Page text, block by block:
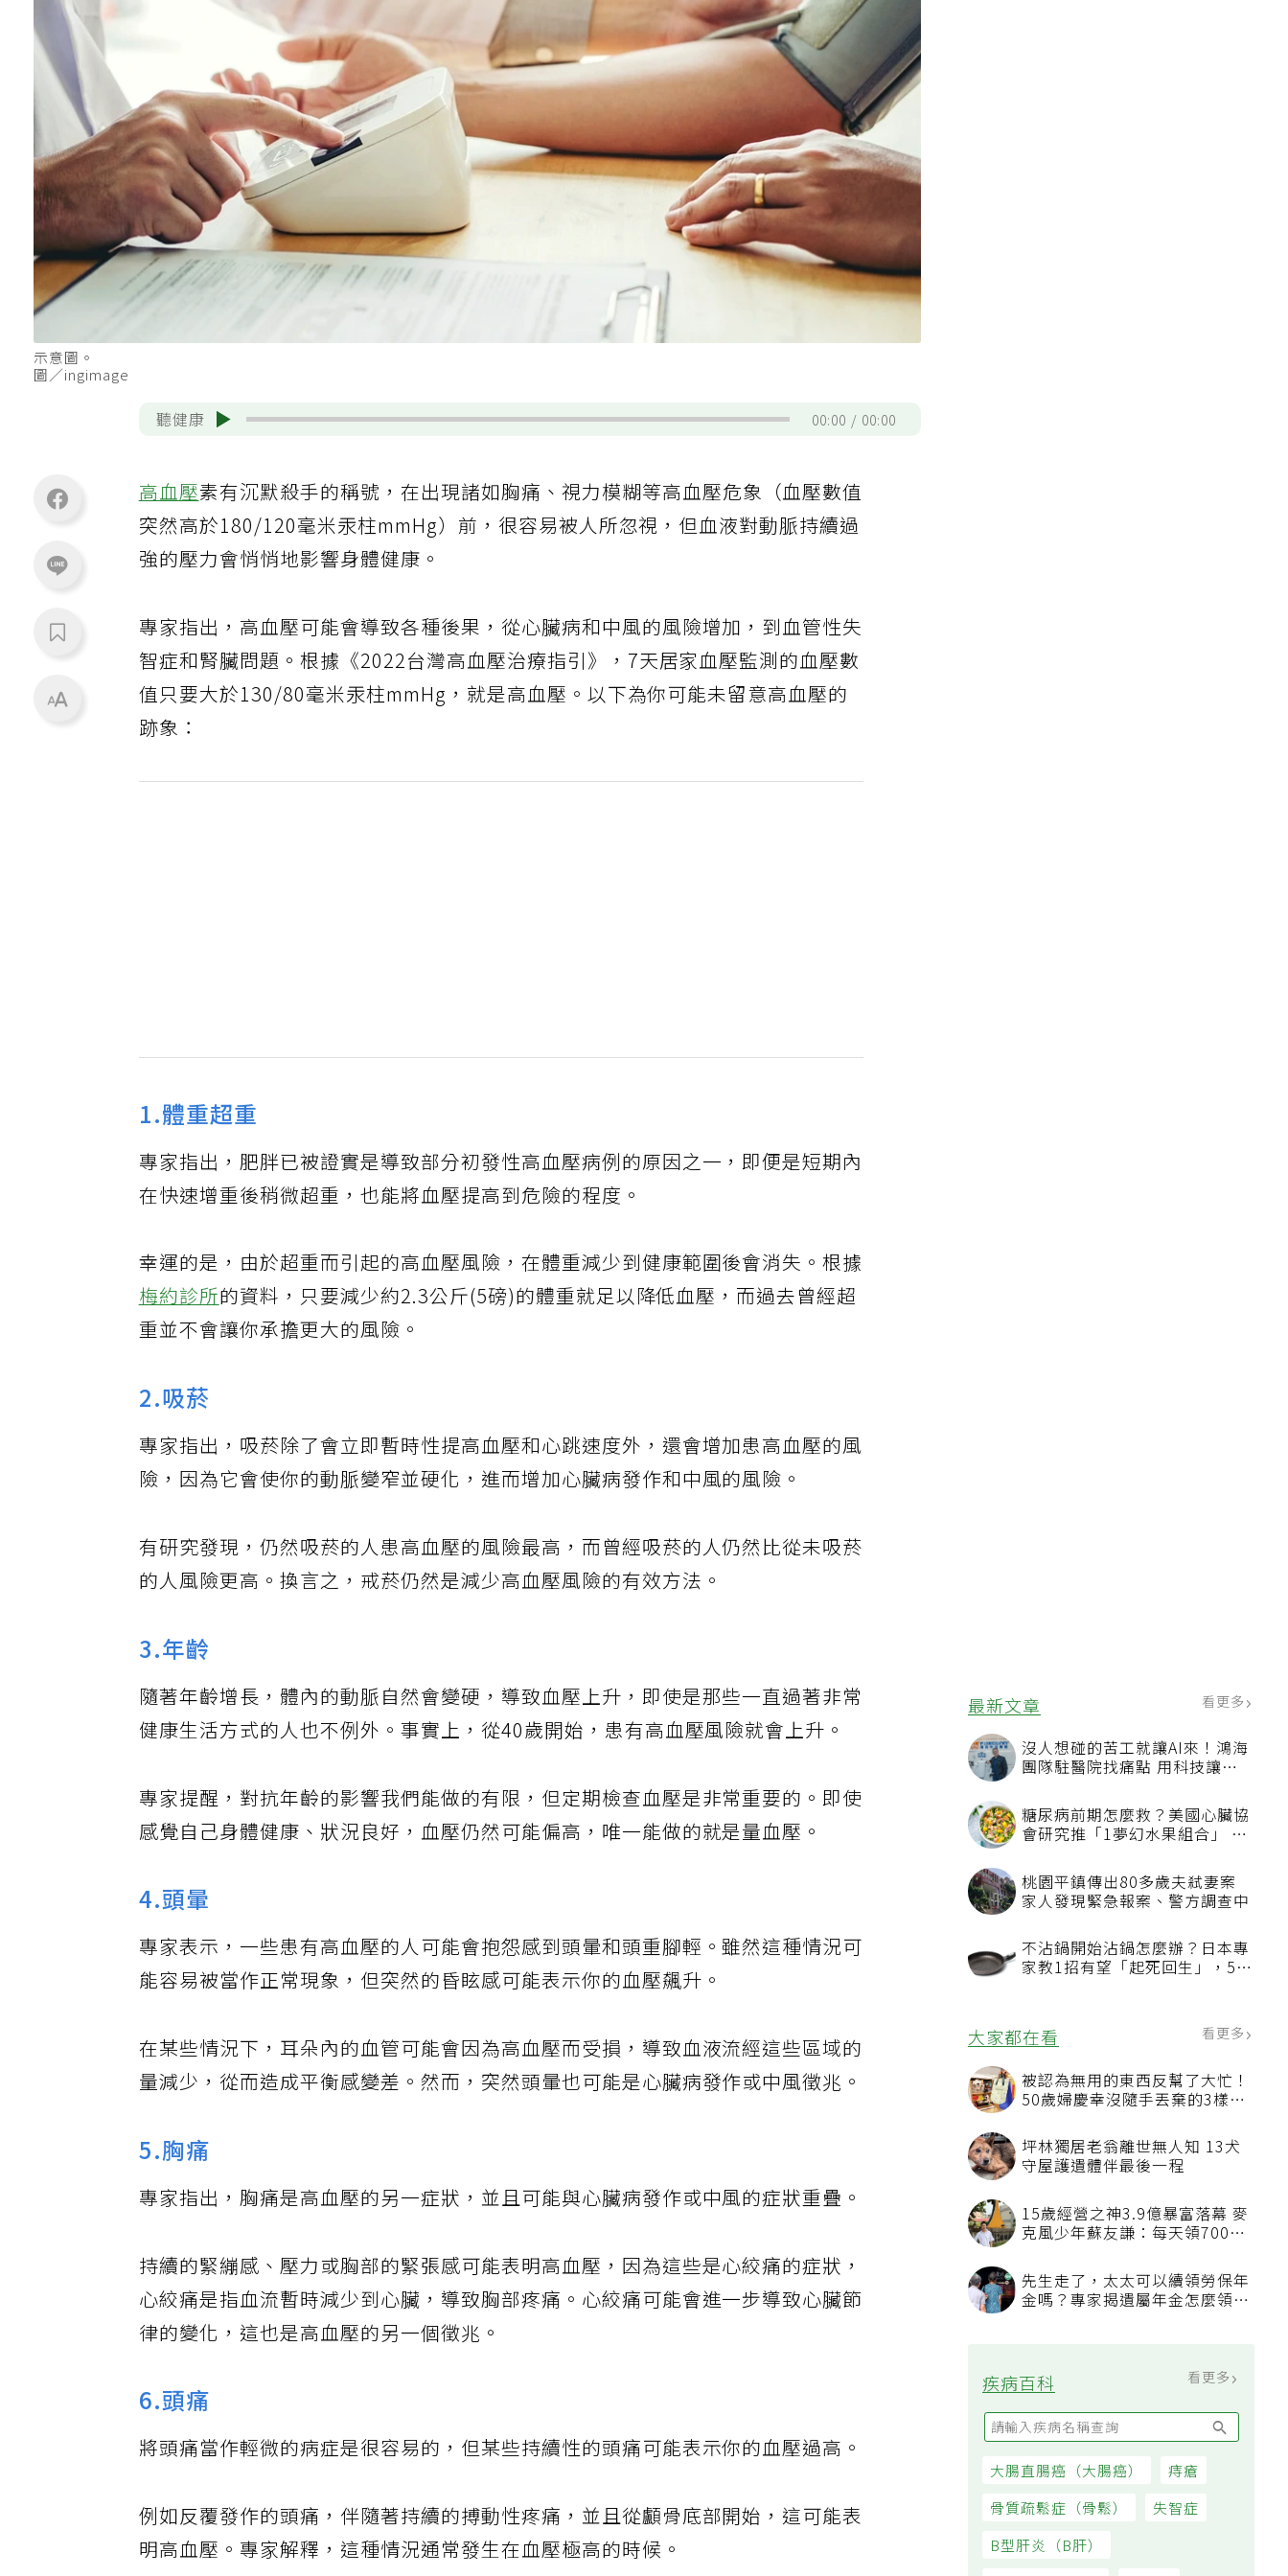
最新文章 看更多
沒人想碰的苦工就讓AI來！鴻海
團隊駐醫院找痛點 用科技讓醫
糖尿病前期怎麼救？美國心臟協
會研究推「1夢幻水果組合」 酪
桃園平鎮傳出80多歲夫弒妻案
家人發現緊急報案、警方調查中
不沾鍋開始沾鍋怎麼辦？日本專
家教1招有望「起死回生」，5情
大家都在看
被認為無用的東西反幫了大忙！
50歲婦慶幸沒隨手丟棄的3樣物
坪林獨居老翁離世無人知 13犬
守屋護遺體伴最後一程
15歲經營之神3.9億暴富落幕 麥
克風少年蘇友謙：每天領700元
先生走了，太太可以續領勞保年
疾病百科
示意圖。
圖／ingimage
聽健康 00:00 00:00
高血壓素有沉默殺手的稱號，在出現諸如胸痛、視力模糊等高血壓危象（血壓數值
突然高於180/120毫米汞柱mmHg）前，很容易被人所忽視，但血液對動脈持續過
強的壓力會悄悄地影響身體健康。
專家指出，高血壓可能會導致各種後果，從心臟病和中風的風險增加，到血管性失
智症和腎臟問題。根據《2022台灣高血壓治療指引》，7天居家血壓監測的血壓數
值只要大於130/80毫米汞柱mmHg，就是高血壓。以下為你可能未留意高血壓的
跡象：
1.體重超重
專家指出，肥胖已被證實是導致部分初發性高血壓病例的原因之一，即便是短期內
在快速增重後稍微超重，也能將血壓提高到危險的程度。
幸運的是，由於超重而引起的高血壓風險，在體重減少到健康範圍後會消失。根據
梅約診所的資料，只要減少約2.3公斤(5磅)的體重就足以降低血壓，而過去曾經超
重並不會讓你承擔更大的風險。
2.吸菸
專家指出，吸菸除了會立即暫時性提高血壓和心跳速度外，還會增加患高血壓的風
險，因為它會使你的動脈變窄並硬化，進而增加心臟病發作和中風的風險。
有研究發現，仍然吸菸的人患高血壓的風險最高，而曾經吸菸的人仍然比從未吸菸
的人風險更高。換言之，戒菸仍然是減少高血壓風險的有效方法。
3.年齡
隨著年齡增長，體內的動脈自然會變硬，導致血壓上升，即使是那些一直過著非常
健康生活方式的人也不例外。事實上，從40歲開始，患有高血壓風險就會上升。
專家提醒，對抗年齡的影響我們能做的有限，但定期檢查血壓是非常重要的。即使
感覺自己身體健康、狀況良好，血壓仍然可能偏高，唯一能做的就是量血壓。
4.頭暈
專家表示，一些患有高血壓的人可能會抱怨感到頭暈和頭重腳輕。雖然這種情況可
能容易被當作正常現象，但突然的昏眩感可能表示你的血壓飆升。
在某些情況下，耳朵內的血管可能會因為高血壓而受損，導致血液流經這些區域的
量減少，從而造成平衡感變差。然而，突然頭暈也可能是心臟病發作或中風徵兆。
5.胸痛
專家指出，胸痛是高血壓的另一症狀，並且可能與心臟病發作或中風的症狀重疊。
持續的緊繃感、壓力或胸部的緊張感可能表明高血壓，因為這些是心絞痛的症狀，
心絞痛是指血流暫時減少到心臟，導致胸部疼痛。心絞痛可能會進一步導致心臟節
律的變化，這也是高血壓的另一個徵兆。
6.頭痛
將頭痛當作輕微的病症是很容易的，但某些持續性的頭痛可能表示你的血壓過高。
例如反覆發作的頭痛，伴隨著持續的搏動性疼痛，並且從顱骨底部開始，這可能表
明高血壓。專家解釋，這種情況通常發生在血壓極高的時候。